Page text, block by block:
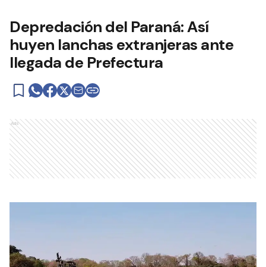
Depredación del Paraná: Así
huyen lanchas extranjeras ante
llegada de Prefectura
Ads